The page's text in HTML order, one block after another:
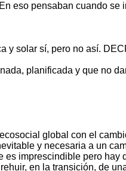
eso pensaban cuando
y solar sí, pero no así.
planificada y que no
global con el
y necesaria a un
imprescindible pero
en la transición, de